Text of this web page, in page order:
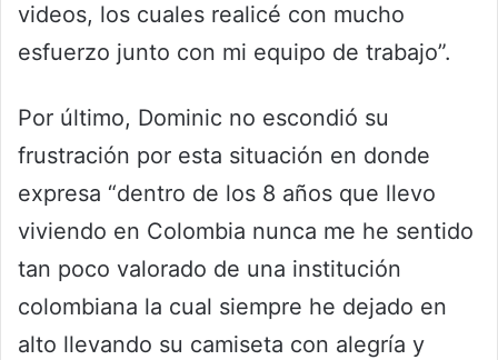
videos, los cuales realicé con mucho
esfuerzo junto con mi equipo de trabajo”.
Por último, Dominic no escondió su
frustración por esta situación en donde
expresa “dentro de los 8 años que llevo
viviendo en Colombia nunca me he sentido
tan poco valorado de una institución
colombiana la cual siempre he dejado en
alto llevando su camiseta con alegría y